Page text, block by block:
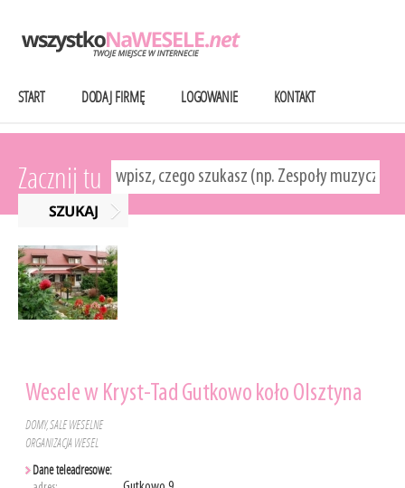
START DODAJ FIRMĘ LOGOWANIE KONTAKT
Zacznij tu
Wesele w Kryst-Tad Gutkowo koło Olsztyna
DOMY, SALE WESELNE
ORGANIZACJA WESEL
Dane teleadresowe: